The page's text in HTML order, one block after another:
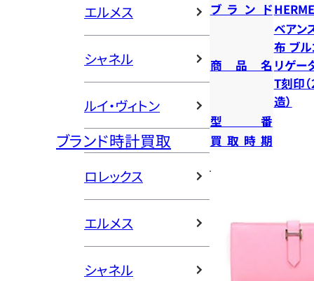
エルメス
シャネル
ルイ・ヴィトン
ブランド時計買取
ロレックス
エルメス
シャネル
ブランド
商品名
ベアン
布 ブ
リゲー
T刻印
造）
型番
買取時期